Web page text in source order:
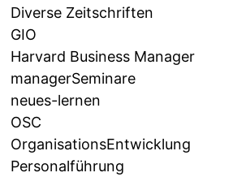
Diverse Zeitschriften
GIO
Harvard Business Manager
managerSeminare
neues-lernen
OSC
OrganisationsEntwicklung
Personalführung